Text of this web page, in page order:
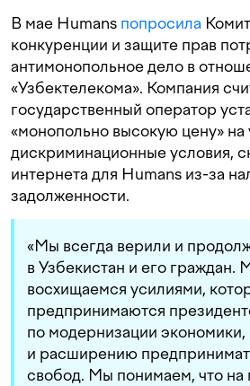
В мае Humans попросила
конкуренции и защите прав
антимонопольное дело в
«Узбектелекома». Компания
государственный оператор
«монопольно высокую цену» на
дискриминационные условия,
интернета для Humans из-за
задолженности.
«Мы всегда верили и
в Узбекистан и его граждан.
восхищаемся усилиями,
предпринимаются
по модернизации
и расширению
свобод. Мы понимаем, что на